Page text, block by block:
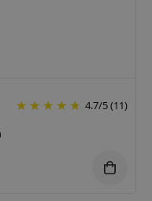
4.7/5(11)